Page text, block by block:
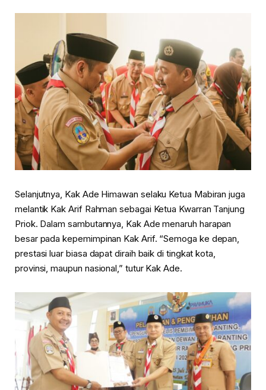
Selanjutnya, Kak Ade Himawan selaku Ketua Mabiran juga
melantik Kak Arif Rahman sebagai Ketua Kwarran Tanjung
Priok. Dalam sambutannya, Kak Ade menaruh harapan
besar pada kepemimpinan Kak Arif. “Semoga ke depan,
prestasi luar biasa dapat diraih baik di tingkat kota,
provinsi, maupun nasional,” tutur Kak Ade.